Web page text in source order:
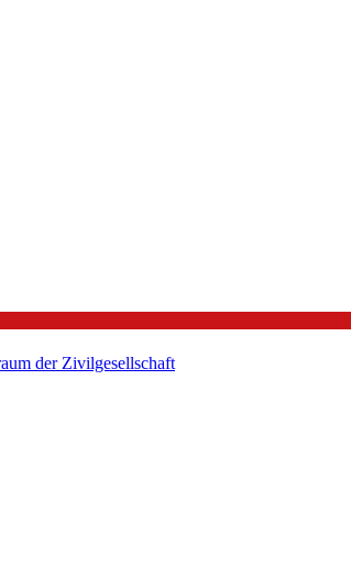
der Zivilgesellschaft